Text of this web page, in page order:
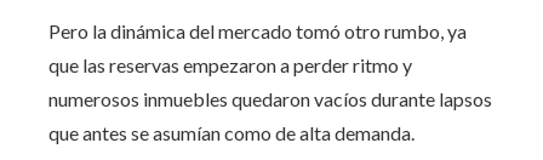
Pero la dinámica del mercado tomó otro rumbo, ya
que las reservas empezaron a perder ritmo y
numerosos inmuebles quedaron vacíos durante lapsos
que antes se asumían como de alta demanda.